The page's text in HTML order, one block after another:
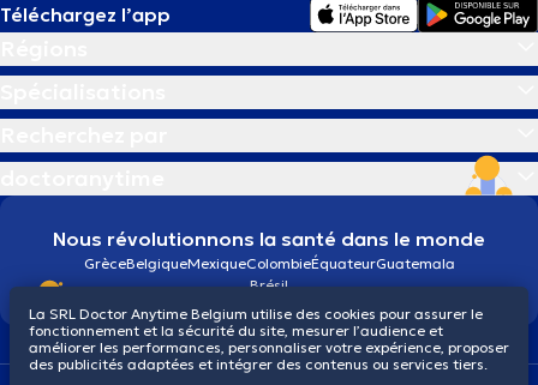
Téléchargez l’app
Nous révolutionnons la santé dans le monde
GrèceBelgiqueMexiqueColombieÉquateurGuatemala
Brésil
La SRL Doctor Anytime Belgium utilise des cookies pour assurer le
fonctionnement et la sécurité du site, mesurer l’audience et
améliorer les performances, personnaliser votre expérience, proposer
des publicités adaptées et intégrer des contenus ou services tiers.